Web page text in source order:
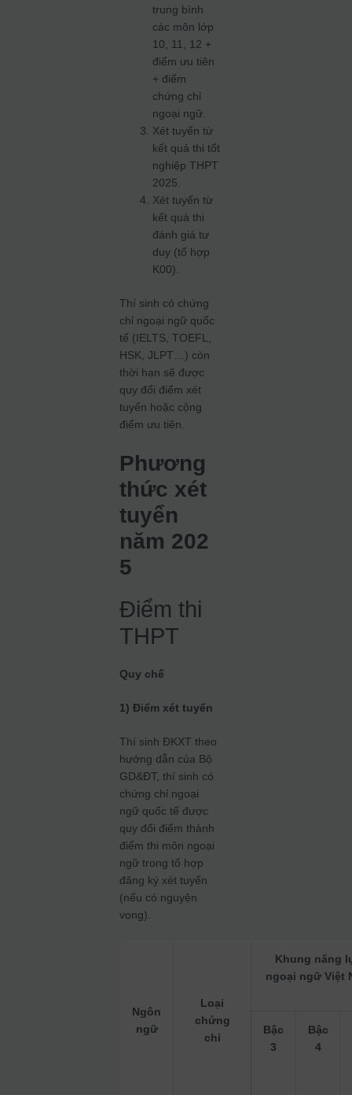
trung bình
các môn lớp
10, 11, 12 +
điểm ưu tiên
+ điểm
chứng chỉ
ngoại ngữ.
Xét tuyển từ
kết quả thi tốt
nghiệp THPT
2025.
Xét tuyển từ
kết quả thi
đánh giá tư
duy (tổ hợp
K00).
Thí sinh có chứng
chỉ ngoại ngữ quốc
tế (IELTS, TOEFL,
HSK, JLPT…) còn
thời hạn sẽ được
quy đổi điểm xét
tuyển hoặc cộng
điểm ưu tiên.
Phương
thức xét
tuyển
năm 202
5
Điểm thi
THPT
Quy chế
1) Điểm xét tuyển
Thí sinh ĐKXT theo
hướng dẫn của Bộ
GD&ĐT, thí sinh có
chứng chỉ ngoại
ngữ quốc tế được
quy đổi điểm thành
điểm thi môn ngoại
ngữ trong tổ hợp
đăng ký xét tuyển
(nếu có nguyện
vọng).
Ngôn
ngữ
Loại
chứng
chỉ
Khung năng
ngoại ngữ Việt
Bậc
3
Bậc
4